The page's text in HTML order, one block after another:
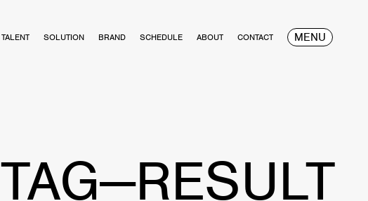
TALENT SOLUTION BRAND SCHEDULE ABOUT CONTACT MENU
TAG—RESULT